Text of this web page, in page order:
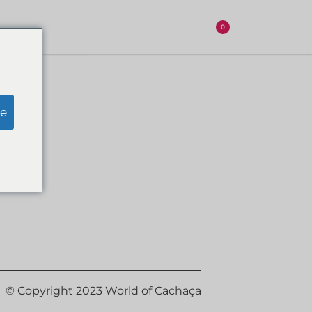
0
© Copyright 2023 World of Cachaça